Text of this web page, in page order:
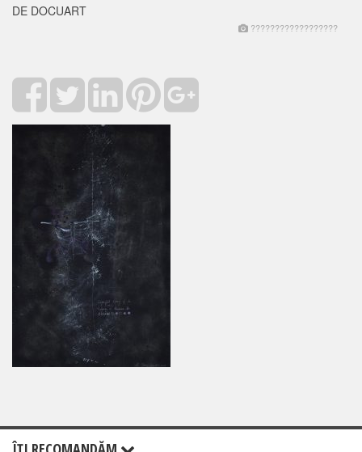
DE DOCUART
??????????????????